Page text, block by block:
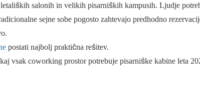
salonih in velikih pisarniških kampusih. Ljudje
sejne sobe pogosto zahtevajo predhodno
postati najbolj praktična rešitev.